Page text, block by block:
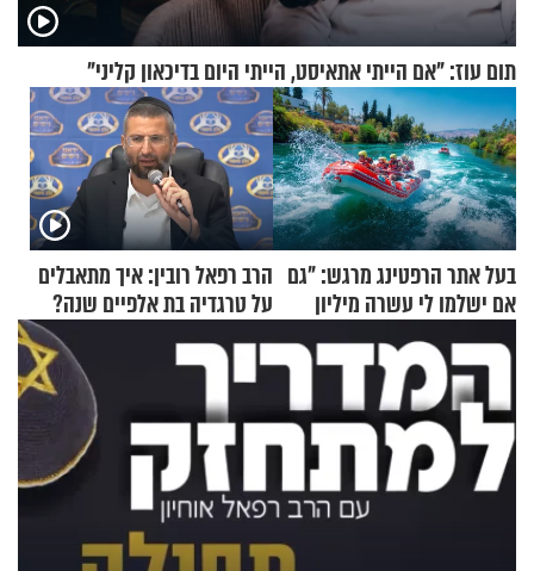
תום עוז: "אם הייתי אתאיסט, הייתי היום בדיכאון קליני"
בעל אתר הרפטינג מרגש: "גם
אם ישלמו לי עשרה מיליון
שקלים - לא אפתח בשבת"
הרב רפאל רובין: איך מתאבלים
על טרגדיה בת אלפיים שנה?